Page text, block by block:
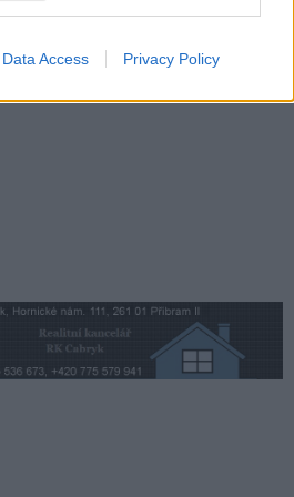
Data Access Privacy Policy
Prodej školy, dotace